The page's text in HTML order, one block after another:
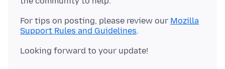
For tips on posting, please review our Mozilla
Support Rules and Guidelines